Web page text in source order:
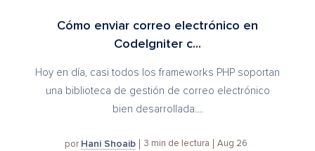
Cómo enviar correo electrónico en
CodeIgniter c...
Hoy en día, casi todos los frameworks PHP soportan
una biblioteca de gestión de correo electrónico
bien desarrollada....
por Hani Shoaib 3 min de lectura Aug 26